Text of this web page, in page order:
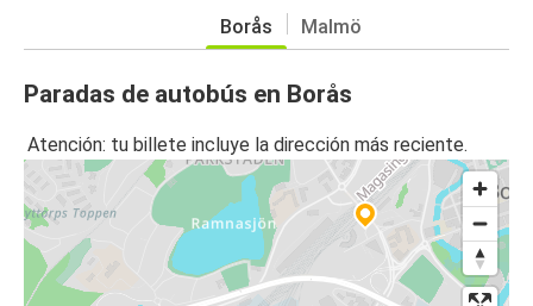
Borås Malmö
Paradas de autobús en Borås
Atención: tu billete incluye la dirección más reciente.